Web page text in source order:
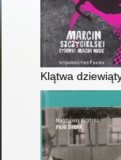
Klątwa